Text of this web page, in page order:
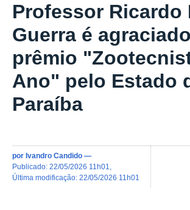
Professor Ricardo
Guerra é
prêmio
Ano" pelo Estado
Paraíba
por Ivandro Candido —
publicado: 22/05/2026 11h01
última modificação: 22/05/2026 11h01